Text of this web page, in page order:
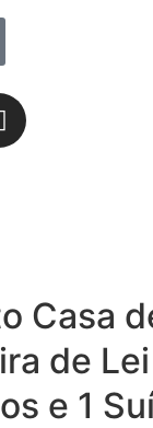
Casa
de
e 1